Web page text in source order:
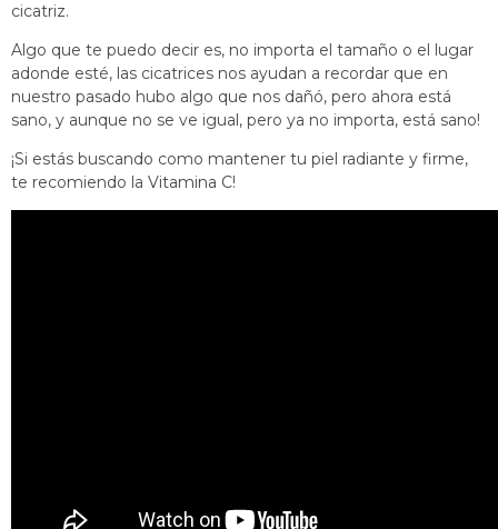
cicatriz.
Algo que te puedo decir es, no importa el tamaño o el lugar
adonde esté, las cicatrices nos ayudan a recordar que en
nuestro pasado hubo algo que nos dañó, pero ahora está
sano, y aunque no se ve igual, pero ya no importa, está sano!
¡Si estás buscando como mantener tu piel radiante y firme,
te recomiendo la Vitamina C!